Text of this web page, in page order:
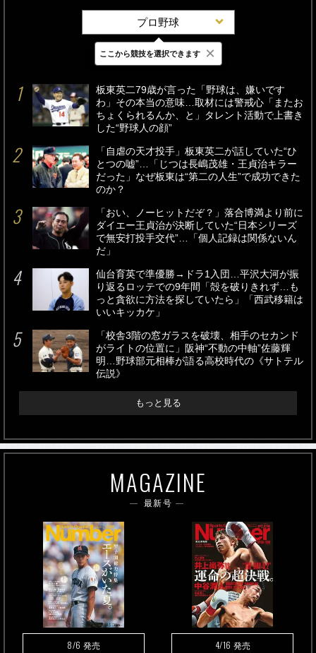
プロ野球
最新 24時間 週間
板東英二79歳が言った「野球は、嫌いです
わ」その本当の意味…取材には警戒心「またお
ちょくられるんか、と」タレント活動で上書き
した“野球人の顔”
「自虐の天才投手」板東英二が話していた“ひ
とつの嘘”…「じつは長嶋茂雄・王貞治キラー
だった」なぜ板東は“第二の人生”で成功できた
のか？
「おい、ノーヒットだぞ？」落合博満より前に
ダイエー王貞治が決断していた“日本シリーズ
で無安打投手交代”…「個人記録は関係ないん
だ」
仙台育英で準優勝→ドラ1入団…平沢大河が振
り返るロッテでの9年間「殻を破りきれず…も
っと貪欲に方法を探していたら」「西武移籍は
いいキッカケ」
「校舎3階の窓ガラスを破壊、相手のセカンド
がライトの位置に」阪神“不動の中軸”佐藤輝
明…野球部元相棒が語る高校時代の《サトテル
伝説》
もっと見る
MAGAZINE
最新号
8/6 発売 4/16 発売
ここから競技を選択できます ×